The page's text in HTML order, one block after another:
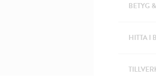
BETYG
HITTA I